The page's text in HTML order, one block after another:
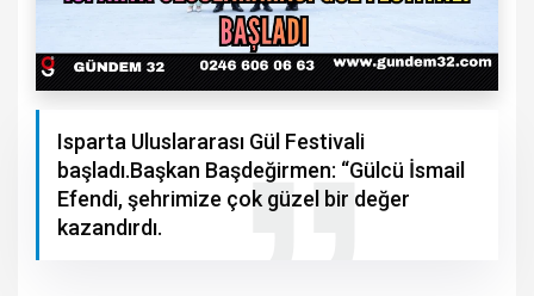
Isparta Uluslararası Gül Festivali
başladı.Başkan Başdeğirmen: “Gülcü İsmail
Efendi, şehrimize çok güzel bir değer
kazandırdı.